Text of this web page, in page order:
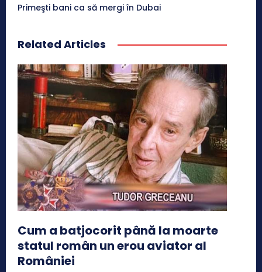
Primeşti bani ca să mergi în Dubai
Related Articles
Cum a batjocorit până la moarte
statul român un erou aviator al
României